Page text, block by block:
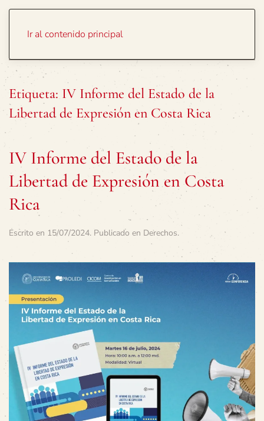
Ir al contenido principal
Etiqueta: IV Informe del Estado de la
Libertad de Expresión en Costa Rica
IV Informe del Estado de la
Libertad de Expresión en Costa
Rica
Escrito en 15/07/2024. Publicado en Derechos.